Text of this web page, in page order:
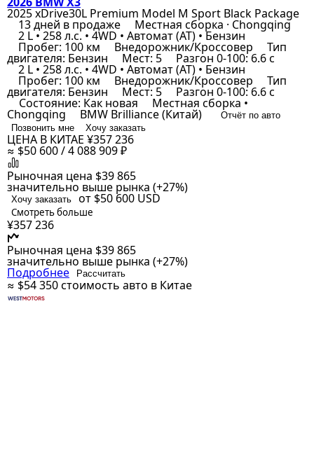
2025 xDrive30L Premium Model M Sport Black Package
13 дней в продаже Местная сборка · Chongqing
2 L • 258 л.с. • 4WD • Автомат (AT) • Бензин
Пробег: 100 км Внедорожник/Кроссовер Тип
двигателя: Бензин Мест: 5 Разгон 0-100: 6.6 с
2 L • 258 л.с. • 4WD • Автомат (AT) • Бензин
Пробег: 100 км Внедорожник/Кроссовер Тип
двигателя: Бензин Мест: 5 Разгон 0-100: 6.6 с
Состояние: Как новая Местная сборка •
Chongqing BMW Brilliance (Китай)
Отчёт по авто
Позвонить мне
Хочу заказать
ЦЕНА В КИТАЕ ¥357 236
≈ $50 600 / 4 088 909 ₽
Рыночная цена $39 865
значительно выше рынка (+27%)
Хочу заказать от $50 600 USD
Смотреть больше
¥357 236
Рыночная цена $39 865
значительно выше рынка (+27%)
Подробнее Рассчитать
≈ $54 350стоимость авто в Китае